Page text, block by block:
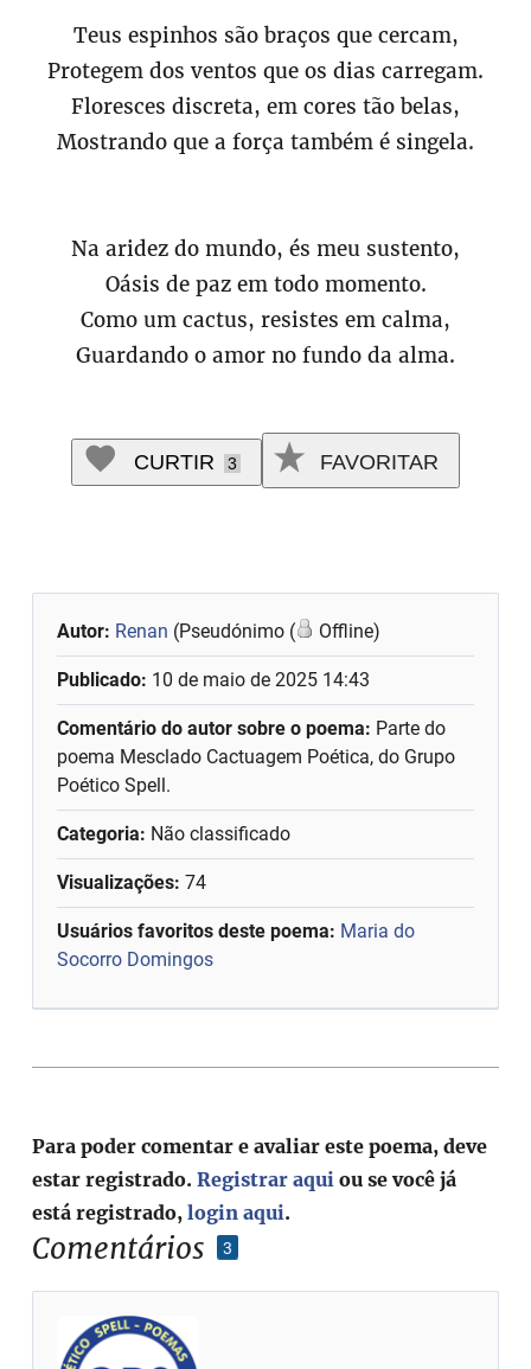
Teus espinhos são braços que cercam,
Protegem dos ventos que os dias carregam.
Floresces discreta, em cores tão belas,
Mostrando que a força também é singela.
Na aridez do mundo, és meu sustento,
Oásis de paz em todo momento.
Como um cactus, resistes em calma,
Guardando o amor no fundo da alma.
CURTIR 3 FAVORITAR
Autor: Renan (Pseudónimo ( Offline)
Publicado: 10 de maio de 2025 14:43
Comentário do autor sobre o poema: Parte do
poema Mesclado Cactuagem Poética, do Grupo
Poético Spell.
Categoria: Não classificado
Visualizações: 74
Usuários favoritos deste poema: Maria do
Socorro Domingos
Comentários 3
Para poder comentar e avaliar este poema, deve
estar registrado.Registrar aqui ou se você já
está registrado,login aqui.